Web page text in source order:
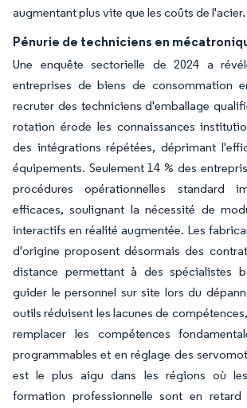
augmentant plus vite que les coûts de l'acier.
Pénurie de techniciens en
Une enquête sectorielle de 2024 a
entreprises de biens de consommation
recruter des techniciens d'emballage
rotation érode les connaissances
des intégrations répétées, déprimant
équipements. Seulement 14 % des
procédures opérationnelles standard
efficaces, soulignant la nécessité de
interactifs en réalité augmentée. Les
d'origine proposent désormais des
distance permettant à des spécialistes
guider le personnel sur site lors du
outils réduisent les lacunes de
remplacer les compétences
programmables et en réglage des
est le plus aigu dans les régions où
formation professionnelle sont en